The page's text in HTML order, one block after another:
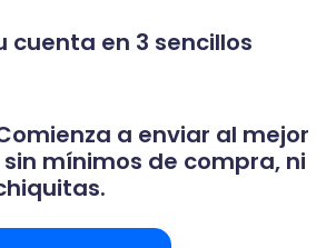
cuenta en 3 sencillos
a enviar al mejor
mínimos de compra, ni